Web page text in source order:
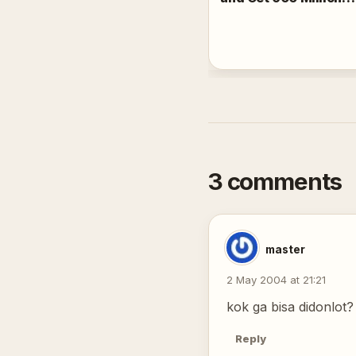
3 comments
master
2 May 2004 at 21:21
kok ga bisa didonlot?
Reply